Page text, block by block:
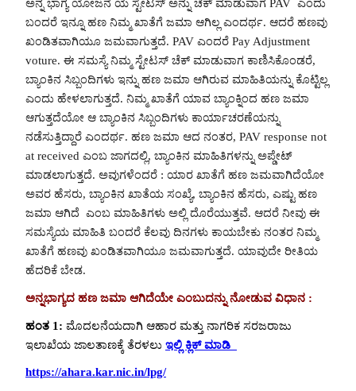
ಅನ್ನ ಭಾಗ್ಯ ಯೋಜನೆ ಯ ಸ್ಟೇಟಸ್ ಅನ್ನು ಚೆಕ್ ಮಾಡುವಾಗ PAV ಎಂದು
ಬಂದರೆ ಇನ್ನೂ ಹಣ ನಿಮ್ಮ ಖಾತೆಗೆ ಜಮಾ ಆಗಿಲ್ಲ ಎಂದರ್ಥ. ಆದರೆ ಹಣವು
ಖಂಡಿತವಾಗಿಯೂ ಜಮವಾಗುತ್ತದೆ. PAV ಎಂದರೆ Pay Adjustment
voture. ಈ ಸಮಸ್ಯೆ ನಿಮ್ಮ ಸ್ಟೇಟಸ್ ಚೆಕ್ ಮಾಡುವಾಗ ಕಾಣಿಸಿಕೊಂಡರೆ,
ಬ್ಯಾಂಕಿನ ಸಿಬ್ಬಂದಿಗಳು ಇನ್ನು ಹಣ ಜಮಾ ಆಗಿರುವ ಮಾಹಿತಿಯನ್ನು ಕೊಟ್ಟಿಲ್ಲ
ಎಂದು ಹೇಳಲಾಗುತ್ತದೆ. ನಿಮ್ಮ ಖಾತೆಗೆ ಯಾವ ಬ್ಯಾಂಕ್ನಿಂದ ಹಣ ಜಮಾ
ಆಗುತ್ತದೆಯೋ ಆ ಬ್ಯಾಂಕಿನ ಸಿಬ್ಬಂದಿಗಳು ಕಾರ್ಯಾಚರಣೆಯನ್ನು
ನಡೆಸುತ್ತಿದ್ದಾರೆ ಎಂದರ್ಥ. ಹಣ ಜಮಾ ಆದ ನಂತರ, PAV response not
at received ಎಂಬ ಜಾಗದಲ್ಲಿ, ಬ್ಯಾಂಕಿನ ಮಾಹಿತಿಗಳನ್ನು ಅಪ್ಡೇಟ್
ಮಾಡಲಾಗುತ್ತದೆ. ಅವುಗಳೆಂದರೆ : ಯಾರ ಖಾತೆಗೆ ಹಣ ಜಮವಾಗಿದೆಯೋ
ಅವರ ಹೆಸರು, ಬ್ಯಾಂಕಿನ ಖಾತೆಯ ಸಂಖ್ಯೆ, ಬ್ಯಾಂಕಿನ ಹೆಸರು, ಎಷ್ಟು ಹಣ
ಜಮಾ ಆಗಿದೆ ಎಂಬ ಮಾಹಿತಿಗಳು ಅಲ್ಲಿ ದೊರೆಯುತ್ತವೆ. ಆದರೆ ನೀವು ಈ
ಸಮಸ್ಯೆಯ ಮಾಹಿತಿ ಬಂದರೆ ಕೆಲವು ದಿನಗಳು ಕಾಯಬೇಕು ನಂತರ ನಿಮ್ಮ
ಖಾತೆಗೆ ಹಣವು ಖಂಡಿತವಾಗಿಯೂ ಜಮವಾಗುತ್ತದೆ. ಯಾವುದೇ ರೀತಿಯ
ಹೆದರಿಕೆ ಬೇಡ.
ಅನ್ನಭಾಗ್ಯದ ಹಣ ಜಮಾ ಆಗಿದೆಯೇ ಎಂಬುದನ್ನು ನೋಡುವ ವಿಧಾನ :
ಹಂತ 1 : ಮೊದಲನೆಯದಾಗಿ ಆಹಾರ ಮತ್ತು ನಾಗರಿಕ ಸರಜರಾಜು
ಇಲಾಖೆಯ ಜಾಲತಾಣಕ್ಕೆ ತೆರಳಲು ಇಲ್ಲಿ ಕ್ಲಿಕ್ ಮಾಡಿ
https://ahara.kar.nic.in/lpg/